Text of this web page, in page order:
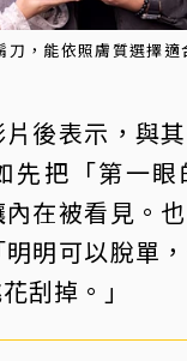
刀，能依照膚質選擇適
後表示，與
先把「第一眼
在被看見。
明可以脫單
刮掉。」